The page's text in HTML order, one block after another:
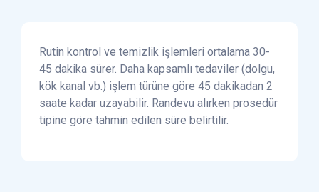
Rutin kontrol ve temizlik işlemleri ortalama 30-
45 dakika sürer. Daha kapsamlı tedaviler (dolgu,
kök kanal vb.) işlem türüne göre 45 dakikadan 2
saate kadar uzayabilir. Randevu alırken prosedür
tipine göre tahmin edilen süre belirtilir.